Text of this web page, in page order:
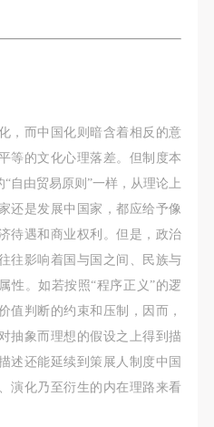
，而中国化则暗含着相反的意
等的文化心理落差。但制度本
自由贸易原则”一样，从理论上
还是发展中国家，都应给予像
待遇和商业权利。但是，政治
往影响着国与国之间、民族与
性。如若按照“程序正义”的逻
值判断的约束和压制，因而，
抽象而理想的假设之上得到描
述还能延续到策展人制度中国
演化乃至衍生的内在理路来看
并正确的使用活动中所涉
障或损坏。参与活动者应
主动赔偿相应的经济损
人及美术馆将不承担人身
许可使用协议
法》、《中华人民共和国
院关于贯彻执行 《中华
问题的意见（试行）>的
方（甲方）和使用方（乙
方友好协商，甲乙双方就
达成如下一致协议：
像权人，自愿将自己的
并正确的使用活动中所涉
障或损坏。参与活动者应
主动赔偿相应的经济损
人及美术馆将不承担人身
许可使用协议
法》、《中华人民共和国
院关于贯彻执行 《中华
问题的意见（试行）>的
方（甲方）和使用方（乙
方友好协商，甲乙双方就
达成如下一致协议：
像权人，自愿将自己的
并正确的使用活动中所涉
障或损坏。参与活动者应
主动赔偿相应的经济损
人及美术馆将不承担人身
许可使用协议
法》、《中华人民共和国
院关于贯彻执行 《中华
问题的意见（试行）>的
方（甲方）和使用方（乙
方友好协商，甲乙双方就
达成如下一致协议：
像权人，自愿将自己的